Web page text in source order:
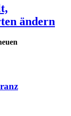
ändern